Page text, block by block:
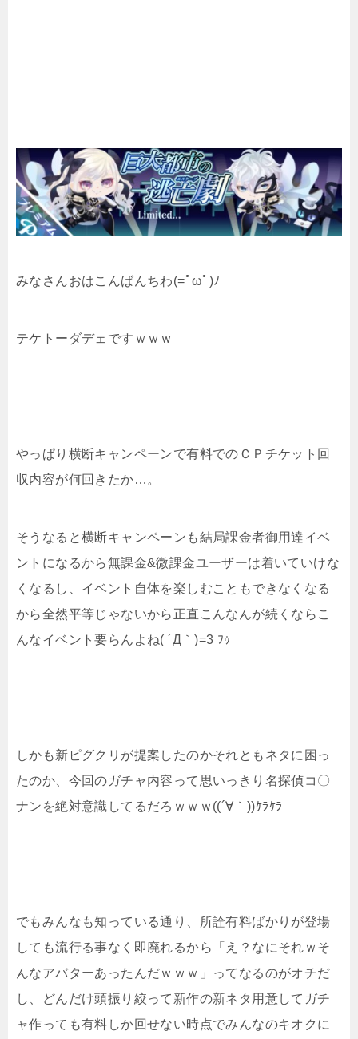
みなさんおはこんばんちわ(=ﾟωﾟ)ﾉ
テケトーダデェですｗｗｗ
やっぱり横断キャンペーンで有料でのＣＰチケット回
収内容が何回きたか…。
そうなると横断キャンペーンも結局課金者御用達イベ
ントになるから無課金&微課金ユーザーは着いていけな
くなるし、イベント自体を楽しむこともできなくなる
から全然平等じゃないから正直こんなんが続くならこ
んなイベント要らんよね( ´Д｀)=3 ﾌｩ
しかも新ピグクリが提案したのかそれともネタに困っ
たのか、今回のガチャ内容って思いっきり名探偵コ〇
ナンを絶対意識してるだろｗｗｗ((´∀｀))ｹﾗｹﾗ
でもみんなも知っている通り、所詮有料ばかりが登場
しても流行る事なく即廃れるから「え？なにそれｗそ
んなアバターあったんだｗｗｗ」ってなるのがオチだ
し、どんだけ頭振り絞って新作の新ネタ用意してガチ
ャ作っても有料しか回せない時点でみんなのキオクに